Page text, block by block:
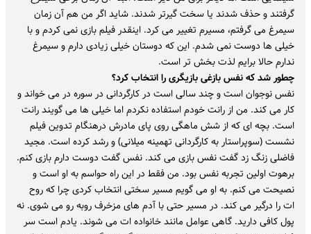
گرفتند و حذف شدند یا سخت گیرتر شدند. شاید اگر من هم آن زمان
سیمرغ می گرفتم، مسیرم تغییر می کرد. اینقدر فیلم بازی نمی کردم و با
خیلی ها دوست نمی شدم. این که دوستان خیلی زیادی دارم و سیمرغ
ندارم حالا برایم لذت بخش تر است.
چطور شد که نفس بازغی بازیگری را انتخاب کرد؟
نفس نوجوان است و چند سالی است در کارگردانی در سوره در می خواند و
کار می کند. من از رانت خودم استفاده نکردم اما خیلی ها می گویند رانت
است. بچه ای که از شش ماهگی روی پای مادرش درهنگام تدوین فیلم
نشست (سوپراستار به کارگردانی تهمینه میلانی) و رشد کرده است. مجید
فاضلی زنگ زد گفت نفس بازی می کند. نفس گفت دوست دارم بازی کنم.
برهوت اولین تجربه نفس بود. من فقط در این راه حواسم به او است و
نصیحت می کنم. به او می گویم مسیر سختی انتخاب کردی چرا که روح
ات را درگیر می کند. در مسیر حتی با آدم های مزخرف روبه رو می شوی. نه
پول کافی دارید. گاهی عوامل مانند خانواده ات می شوند. یادم است سر